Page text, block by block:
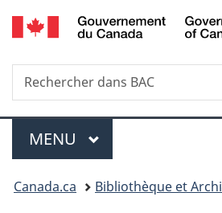
au
à
du
à
Recherche
Rechercher
dans
Menu
MENU PRINCIPAL
Vous
Canada.ca
Bibliothèque et